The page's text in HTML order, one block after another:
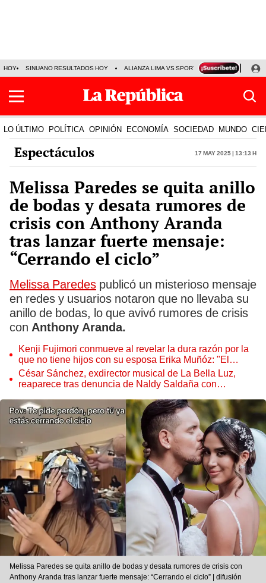
HOY SINUANO RESULTADOS HOY ALIANZA LIMA VS SPORT BOYS JORGE
LO ÚLTIMO POLÍTICA OPINIÓN ECONOMÍA SOCIEDAD MUNDO
Espectáculos 17 May 2025 | 13:13 h
Melissa Paredes se quita anillo
de bodas y desata rumores de
crisis con Anthony Aranda
tras lanzar fuerte mensaje:
“Cerrando el ciclo”
Melissa Paredes publicó un misterioso mensaje
en redes y usuarios notaron que no llevaba su
anillo de bodas, lo que avivó rumores de crisis
con Anthony Aranda.
Kenji Fujimori conmueve al revelar la dura razón por la
que no tiene hijos con su esposa Erika Muñóz: "El
proceso judicial"
César Sánchez, exdirector musical de La Bella Luz,
reaparece tras denuncia de Naldy Saldaña con
Melissa Paredes se quita anillo de bodas y desata rumores de crisis con
Anthony Aranda tras lanzar fuerte mensaje: “Cerrando el ciclo” | difusión